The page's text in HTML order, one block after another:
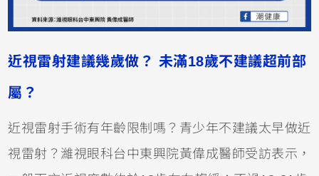
近視雷射建議幾歲做？ 未滿18歲不建議超前部
屬？
近視雷射手術有年齡限制嗎？青少年不建議太早做近
視雷射？濰視眼科台中東興院黃偉成醫師受訪表示，